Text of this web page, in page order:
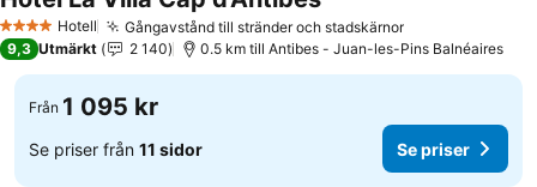
4 StjärnorHotell Gångavstånd till stränder och stadskärnorSe priser
Se priser
9,3 Utmärkt 2 140 0.5 km till Antibes - Juan-les-Pins Balnéaires
Från 1 095 kr
Se priser från 11 sidor Se priser